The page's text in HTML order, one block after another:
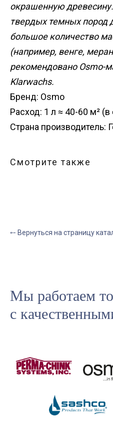
окрашенную
твердых темных пород
большое количество
(например, венге,
рекомендовано Osmo-
Klarwachs.
Бренд: Osmo
Расход: 1 л ≈ 40-60 м²
Страна производитель:
Смотрите также
⤌ Вернуться на страницу
Мы работаем
с